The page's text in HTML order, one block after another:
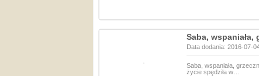
Saba, wspaniała,
Data dodania: 2016-07-
Saba, wspaniała,
życie spędziła w…